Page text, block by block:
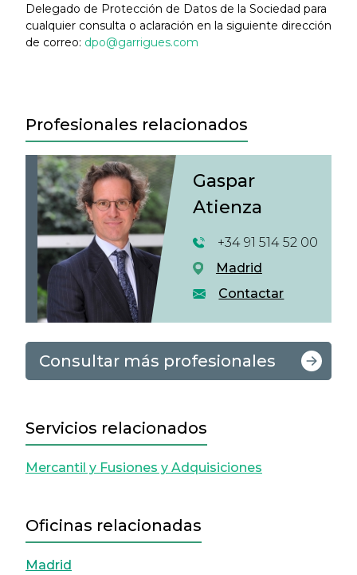
Delegado de Protección de Datos de la Sociedad para
cualquier consulta o aclaración en la siguiente dirección
de correo: dpo@garrigues.com
Profesionales relacionados
Gaspar
Atienza
+34 91 514 52 00
Madrid
Contactar
Consultar más profesionales
Servicios relacionados
Mercantil y Fusiones y Adquisiciones
Oficinas relacionadas
Madrid